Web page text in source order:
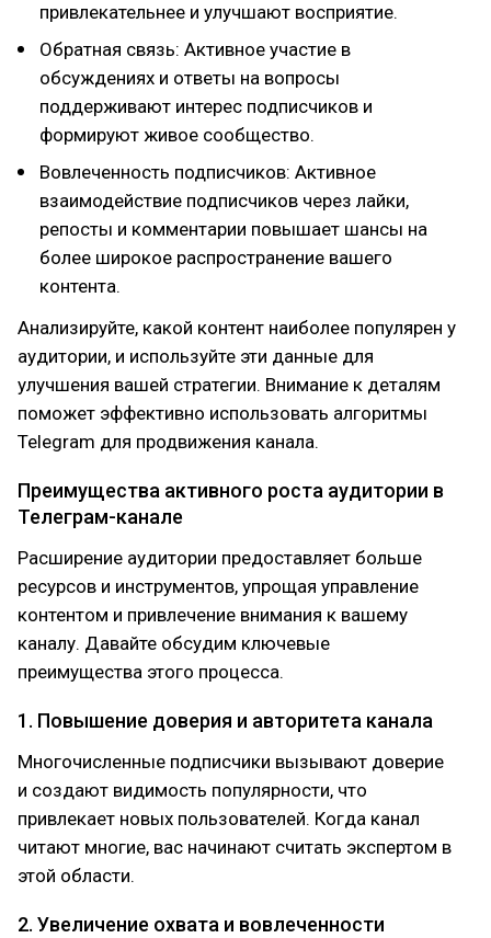
привлекательнее и улучшают восприятие.
Обратная связь: Активное участие в
обсуждениях и ответы на вопросы
поддерживают интерес подписчиков и
формируют живое сообщество.
Вовлеченность подписчиков: Активное
взаимодействие подписчиков через лайки,
репосты и комментарии повышает шансы на
более широкое распространение вашего
контента.
Анализируйте, какой контент наиболее популярен у
аудитории, и используйте эти данные для
улучшения вашей стратегии. Внимание к деталям
поможет эффективно использовать алгоритмы
Telegram для продвижения канала.
Преимущества активного роста аудитории в
Телеграм-канале
Расширение аудитории предоставляет больше
ресурсов и инструментов, упрощая управление
контентом и привлечение внимания к вашему
каналу. Давайте обсудим ключевые
преимущества этого процесса.
1. Повышение доверия и авторитета канала
Многочисленные подписчики вызывают доверие
и создают видимость популярности, что
привлекает новых пользователей. Когда канал
читают многие, вас начинают считать экспертом в
этой области.
2. Увеличение охвата и вовлеченности